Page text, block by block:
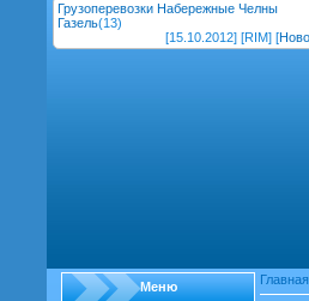
Грузоперевозки Набережные Челны
Газель(13)
[15.10.2012] [RIM] [
Меню Главная